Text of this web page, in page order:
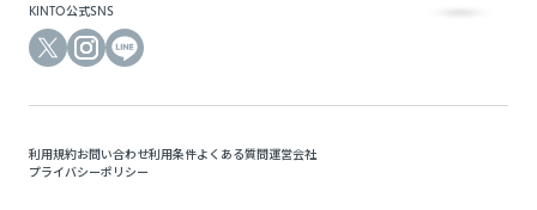
KINTO公式SNS
利用規約お問い合わせ利用条件よくある質問運営会社
プライバシーポリシー